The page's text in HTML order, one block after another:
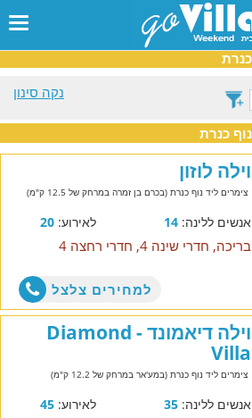
נקה סינון
וילה לוזון
צימרים ליד נוף כנרת (בכרם בן זמרה במרחק של 12.5 ק"מ)
אנשים ללינה:14 לאירוע:20
בריכה, חדרי שינה 4, חדרי רחצה 4
למחירים צלצל
וילה דיאמונד - Diamond
Villa
צימרים ליד נוף כנרת (במע'אר במרחק של 12.2 ק"מ)
אנשים ללינה:35 לאירוע:45